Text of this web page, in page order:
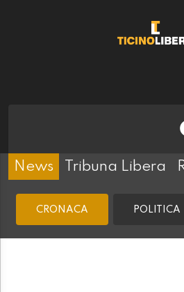
News Tribuna Libera
CRONACA POLITICA